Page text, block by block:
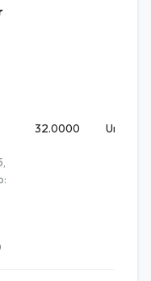
32.0000 Unidade